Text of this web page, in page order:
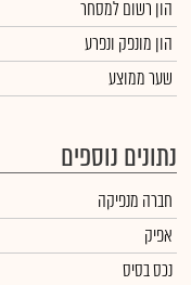
הון רשום למסחר
הון מונפק ונפרע
שער ממוצע
נתונים נוספים
חברה מנפיקה
אפיק
נכס בסיס